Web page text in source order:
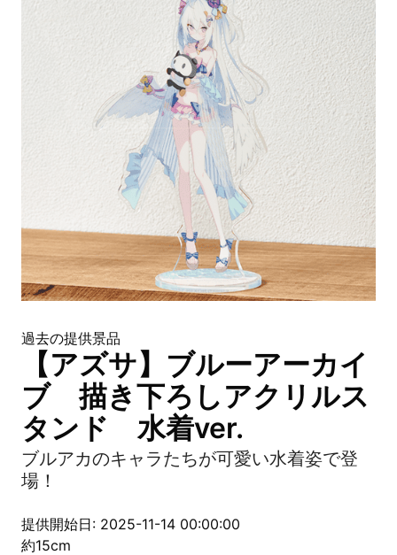
過去の提供景品
【アズサ】ブルーアーカイ
ブ 描き下ろしアクリルス
タンド 水着ver.
ブルアカのキャラたちが可愛い水着姿で登
場！
提供開始日: 2025-11-14 00:00:00
約15cm